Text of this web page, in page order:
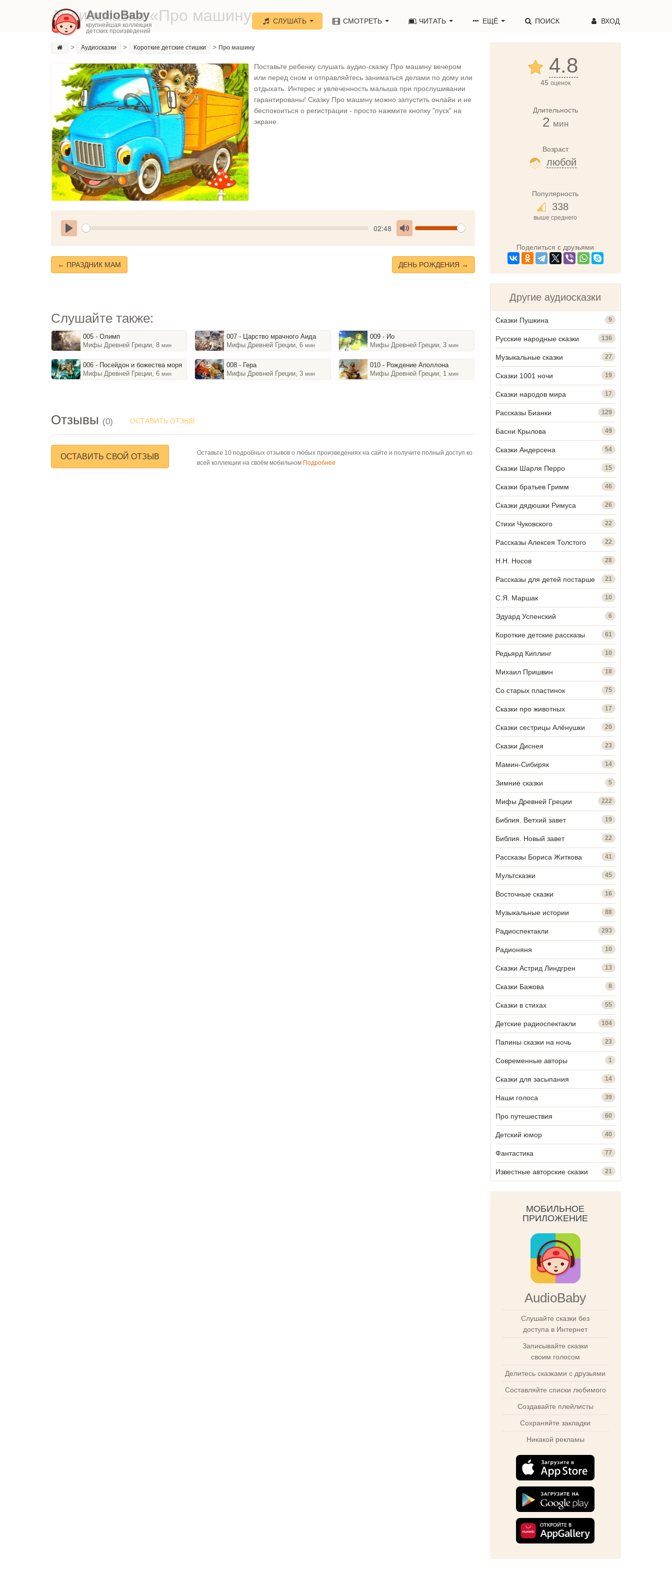
AudioBaby
крупнейшая коллекция
детских произведений
СЛУШАТЬ СМОТРЕТЬ ЧИТАТЬ ЕЩЁ ПОИСК ВХОД
Аудиосказка «Про машину»
> Аудиосказки > Короткие детские стишки > Про машину
Поставьте ребенку слушать аудио-сказку Про машину вечером
или перед сном и отправляйтесь заниматься делами по дому или
отдыхать. Интерес и увлеченность малыша при прослушивании
гарантированы! Сказку Про машину можно запустить онлайн и не
беспокоиться о регистрации - просто нажмите кнопку "пуск" на
экране.
Play
Current
time
02:48
Toggle
Volume
← ПРАЗДНИК МАМ ДЕНЬ РОЖДЕНИЯ →
Слушайте также:
005 - Олимп
Мифы Древней Греции, 8 мин
006 - Посейдон и божества моря
Мифы Древней Греции, 6 мин
007 - Царство мрачного Аида
Мифы Древней Греции, 6 мин
008 - Гера
Мифы Древней Греции, 3 мин
009 - Ио
Мифы Древней Греции, 3мин
010 - Рождение Аполлона
Мифы Древней Греции, 1мин
Отзывы (0) ОСТАВИТЬ ОТЗЫВ
ОСТАВИТЬ СВОЙ ОТЗЫВ
Оставьте 10 подробных отзывов о любых произведениях на сайте и получите полный доступ ко
всей коллекции на своём мобильном Подробнее
4.8
45 оценок
Длительность
2 мин
Возраст
любой
Популярность
338
выше среднего
Поделиться с друзьями
Другие аудиосказки
Сказки Пушкина 9
Русские народные сказки 136
Музыкальные сказки 27
Сказки 1001 ночи 19
Сказки народов мира 17
Рассказы Бианки 129
Басни Крылова 49
Сказки Андерсена 54
Сказки Шарля Перро 15
Сказки братьев Гримм 46
Сказки дядюшки Римуса 26
Стихи Чуковского 22
Рассказы Алексея Толстого 22
Н.Н. Носов 28
Рассказы для детей постарше 21
С.Я. Маршак 10
Эдуард Успенский 6
Короткие детские рассказы 61
Редьярд Киплинг 10
Михаил Пришвин 18
Со старых пластинок 75
Сказки про животных 17
Сказки сестрицы Алёнушки 20
Сказки Диснея 23
Мамин-Сибиряк 14
Зимние сказки 5
Мифы Древней Греции 222
Библия. Ветхий завет 19
Библия. Новый завет 22
Рассказы Бориса Житкова 41
Мультсказки 45
Восточные сказки 16
Музыкальные истории 88
Радиоспектакли 293
Радионяня 10
Сказки Астрид Линдгрен 13
Сказки Бажова 8
Сказки в стихах 55
Детские радиоспектакли 104
Папины сказки на ночь 23
Современные авторы 1
Сказки для засыпания 14
Наши голоса 39
Про путешествия 60
Детский юмор 40
Фантастика 77
Известные авторские сказки 21
МОБИЛЬНОЕ
ПРИЛОЖЕНИЕ
AudioBaby
Слушайте сказки без
доступа в Интернет
Записывайте сказки
своим голосом
Делитесь сказками с друзьями
Составляйте списки любимого
Создавайте плейлисты
Сохраняйте закладки
Никакой рекламы